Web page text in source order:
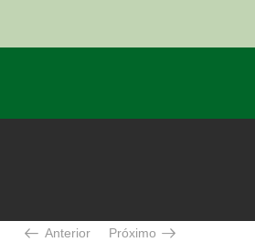
Anterior Próximo